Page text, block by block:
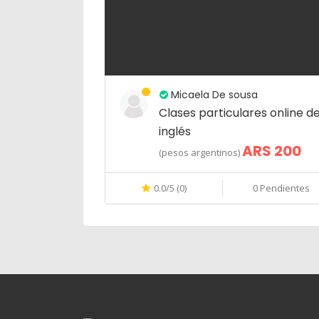
Micaela De sousa
Clases particulares online
inglés
(pesos argentinos)ARS 200
0.0/5 (0) 0 Pendientes